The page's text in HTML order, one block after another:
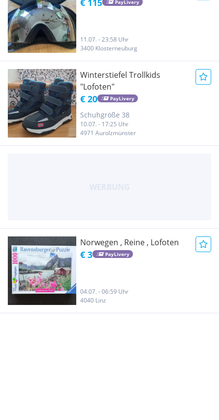
PayLivery
11.07. - 23:58 Uhr
3400 Klosterneuburg
Winterstiefel Trollkids
"Lofoten"
€ 20 PayLivery
Schuhgröße 38
10.07. - 17:25 Uhr
4971 Aurolzmünster
Norwegen , Reine , Lofoten
€ 3 PayLivery
04.07. - 06:59 Uhr
4040 Linz